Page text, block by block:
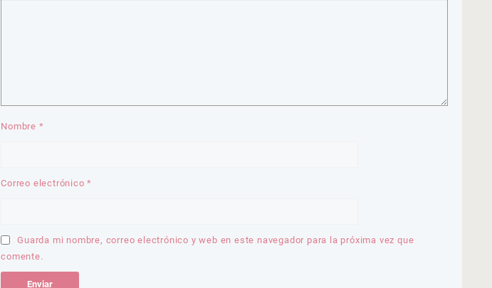
Nombre *
Correo electrónico*
Guarda mi nombre, correo electrónico y web en este navegador para la próxima vez que
comente.